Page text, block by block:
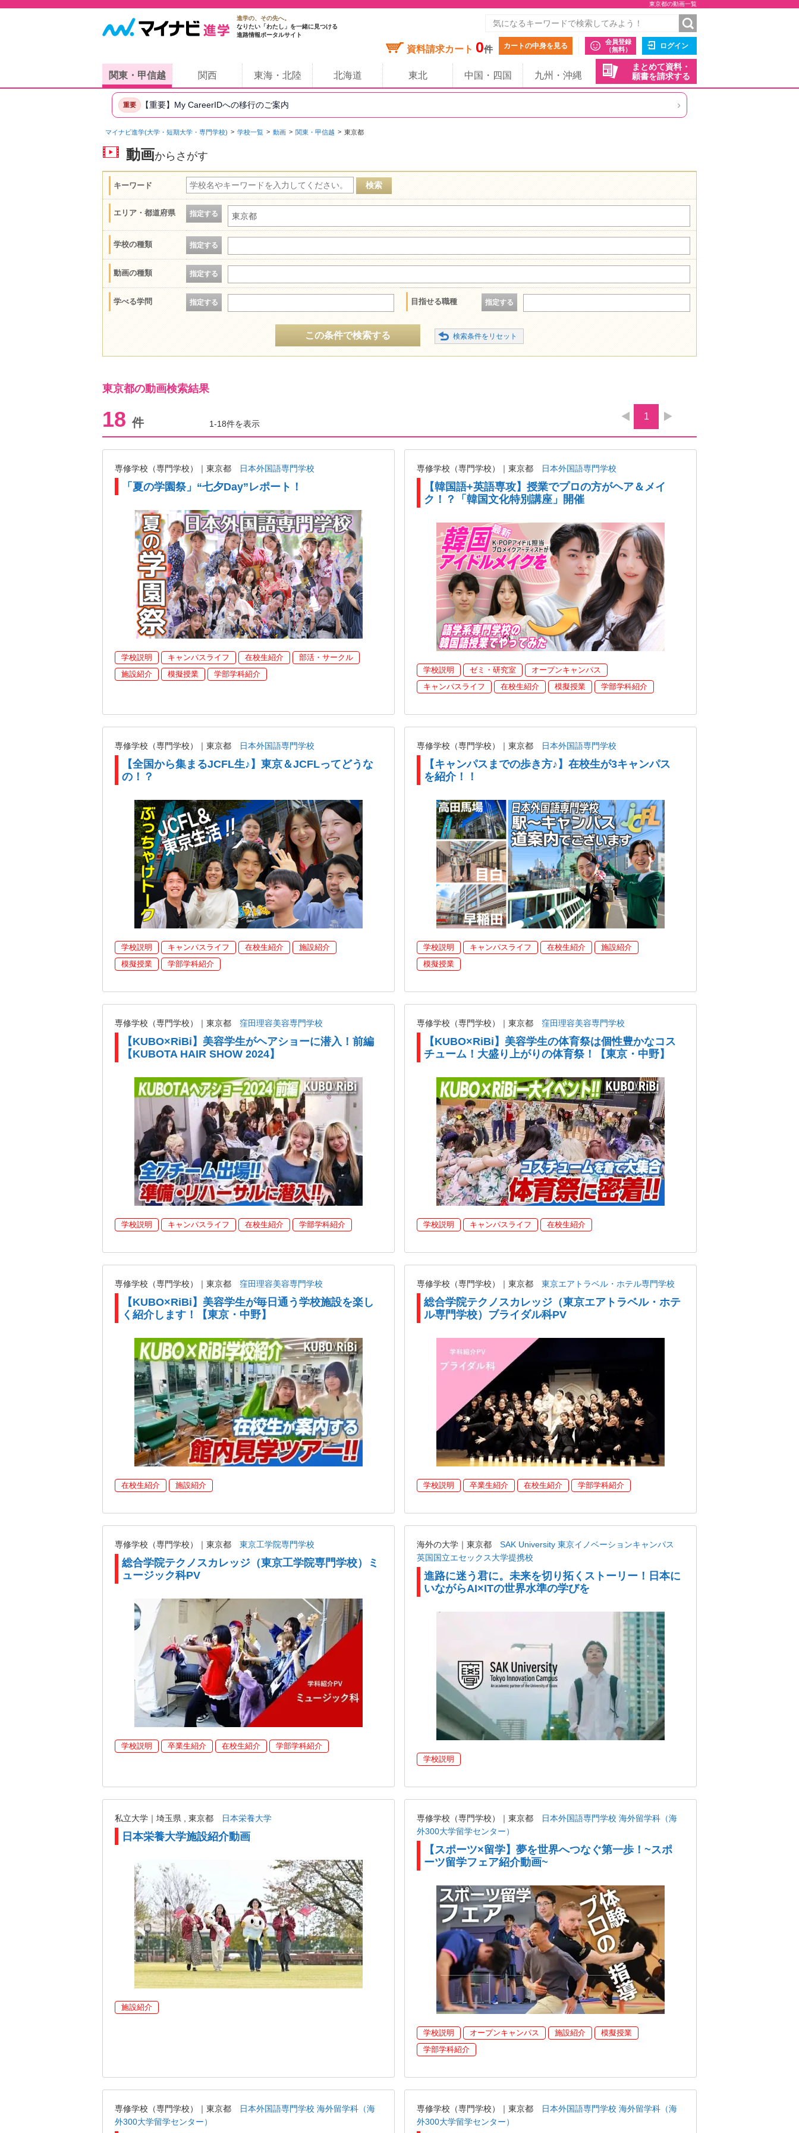
東京都の動画一覧
進学の、その先へ。
なりたい「わたし」を一緒に見つける
進路情報ポータルサイト
資料請求カート 0件 カートの中身を見る
会員登録
（無料）
ログイン
まとめて資料・
願書を請求する
関東・甲信越 関西 東海・北陸 北海道 東北 中国・四国 九州・沖縄
重要 【重要】My CareerIDへの移行のご案内 ›
マイナビ進学(大学・短期大学・専門学校) 学校一覧 動画 関東・甲信越 東京都
動画からさがす
キーワード
エリア・都道府県 指定する 東京都
学校の種類 指定する
動画の種類 指定する
学べる学問 指定する 目指せる職種 指定する
この条件で検索する
東京都の動画検索結果
18 件 1-18件を表示
1
専修学校（専門学校）｜東京都 日本外国語専門学校
「夏の学園祭」“七夕Day”レポート！
学校説明 キャンパスライフ 在校生紹介
部活・サークル
施設紹介
模擬授業 学部学科紹介
専修学校（専門学校）｜東京都 日本外国語専門学校
【韓国語+英語専攻】授業でプロの方がヘア＆メイ
ク！？「韓国文化特別講座」開催
学校説明 ゼミ・研究室
オープンキャンパス
キャンパスライフ
在校生紹介 模擬授業 学部学科紹介
専修学校（専門学校）｜東京都 日本外国語専門学校
【全国から集まるJCFL生♪】東京＆JCFLってどうな
の！？
学校説明 キャンパスライフ 在校生紹介
施設紹介
模擬授業
学部学科紹介
専修学校（専門学校）｜東京都 日本外国語専門学校
【キャンパスまでの歩き方♪】在校生が3キャンパス
を紹介！！
学校説明 キャンパスライフ 在校生紹介
施設紹介
模擬授業
専修学校（専門学校）｜東京都 窪田理容美容専門学校
【KUBO×RiBi】美容学生がヘアショーに潜入！前編
【KUBOTA HAIR SHOW 2024】
学校説明 キャンパスライフ 在校生紹介 学部学科紹介
専修学校（専門学校）｜東京都 窪田理容美容専門学校
【KUBO×RiBi】美容学生の体育祭は個性豊かなコス
チューム！大盛り上がりの体育祭！【東京・中野】
学校説明 キャンパスライフ 在校生紹介
専修学校（専門学校）｜東京都 窪田理容美容専門学校
【KUBO×RiBi】美容学生が毎日通う学校施設を楽し
く紹介します！【東京・中野】
在校生紹介 施設紹介
専修学校（専門学校）｜東京都 東京エアトラベル・ホテル専門学校
総合学院テクノスカレッジ（東京エアトラベル・ホテ
ル専門学校）ブライダル科PV
学校説明 卒業生紹介 在校生紹介 学部学科紹介
専修学校（専門学校）｜東京都 東京工学院専門学校
総合学院テクノスカレッジ（東京工学院専門学校）ミ
ュージック科PV
学校説明 卒業生紹介 在校生紹介 学部学科紹介
海外の大学｜東京都
SAK University 東京イノベーションキャンパス
英国国立エセックス大学提携校
進路に迷う君に。未来を切り拓くストーリー！日本に
いながらAI×ITの世界水準の学びを
学校説明
私立大学｜埼玉県 , 東京都 日本栄養大学
日本栄養大学施設紹介動画
施設紹介
専修学校（専門学校）｜東京都
日本外国語専門学校 海外留学科（海
外300大学留学センター）
【スポーツ×留学】夢を世界へつなぐ第一歩！~スポ
ーツ留学フェア紹介動画~
学校説明 オープンキャンパス 施設紹介
模擬授業
学部学科紹介
専修学校（専門学校）｜東京都
日本外国語専門学校 海外留学科（海
外300大学留学センター）
専修学校（専門学校）｜東京都
日本外国語専門学校 海外留学科（海
外300大学留学センター）